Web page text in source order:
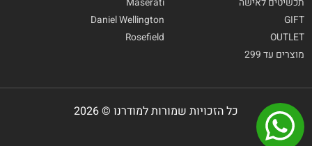
GIFT
OUTLET
מוצרים עד 299
Daniel Wellington
Rosefield
כל הזכויות שמורות למודרנו © 2026